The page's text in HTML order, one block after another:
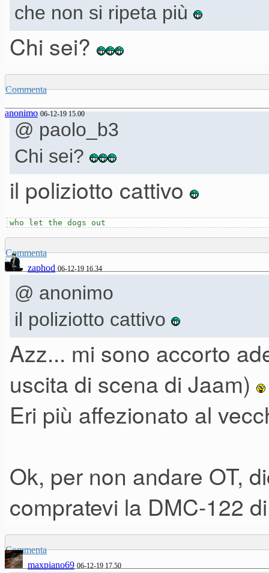
che non si ripeta più
Chi sei?
Commenta
anonimo 06-12-19 15.00
@ paolo_b3
Chi sei?
il poliziotto cattivo
who let the dogs out
Commenta
zaphod 06-12-19 16.34
@ anonimo
il poliziotto cattivo
Azz... mi sono accorto
uscita di scena di Jaam)
Eri più affezionato al
Ok, per non andare OT,
compratevi la DMC-122
Commenta
maxpiano69 06-12-19 17.50